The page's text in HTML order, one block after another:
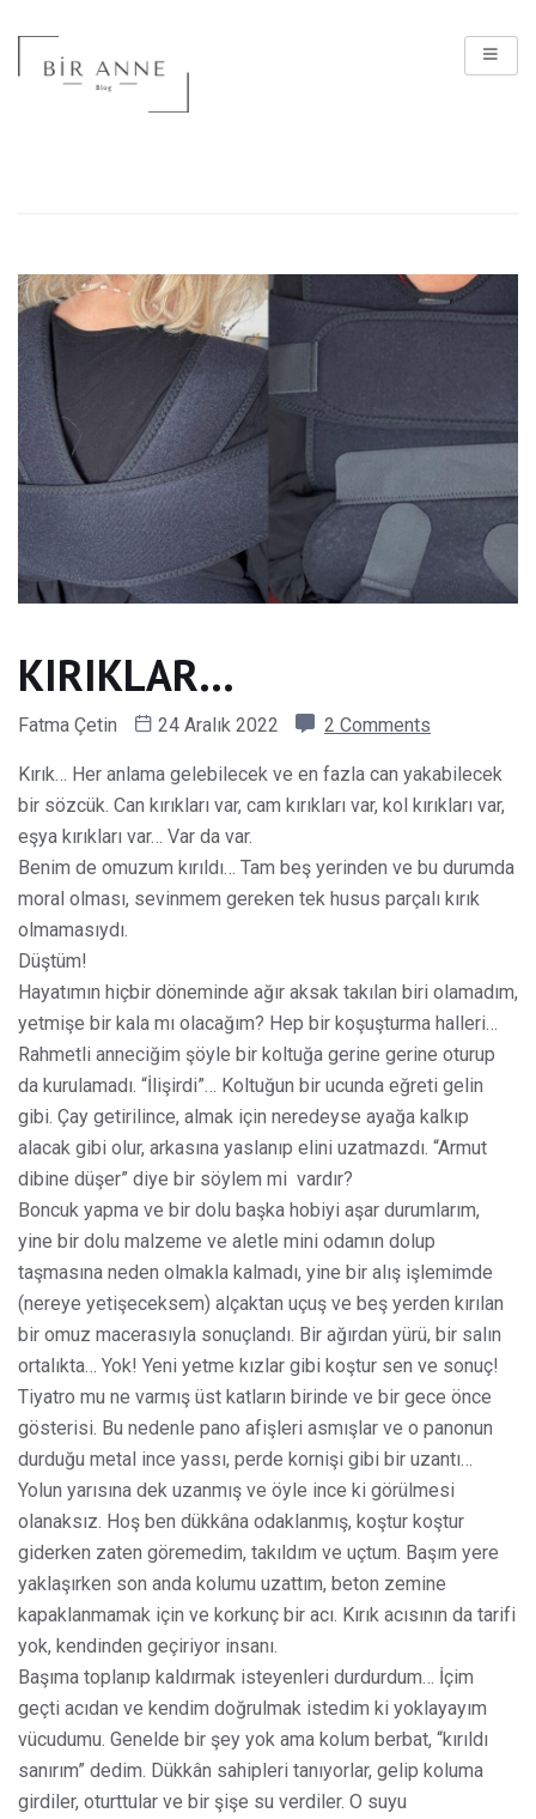
KIRIKLAR…
Fatma Çetin 24 Aralık 2022 2 Comments
Kırık… Her anlama gelebilecek ve en fazla can yakabilecek
bir sözcük. Can kırıkları var, cam kırıkları var, kol kırıkları var,
eşya kırıkları var… Var da var.
Benim de omuzum kırıldı… Tam beş yerinden ve bu durumda
moral olması, sevinmem gereken tek husus parçalı kırık
olmamasıydı.
Düştüm!
Hayatımın hiçbir döneminde ağır aksak takılan biri olamadım,
yetmişe bir kala mı olacağım? Hep bir koşuşturma halleri…
Rahmetli anneciğim şöyle bir koltuğa gerine gerine oturup
da kurulamadı. “İlişirdi”… Koltuğun bir ucunda eğreti gelin
gibi. Çay getirilince, almak için neredeyse ayağa kalkıp
alacak gibi olur, arkasına yaslanıp elini uzatmazdı. “Armut
dibine düşer” diye bir söylem mi vardır?
Boncuk yapma ve bir dolu başka hobiyi aşar durumlarım,
yine bir dolu malzeme ve aletle mini odamın dolup
taşmasına neden olmakla kalmadı, yine bir alış işlemimde
(nereye yetişeceksem) alçaktan uçuş ve beş yerden kırılan
bir omuz macerasıyla sonuçlandı. Bir ağırdan yürü, bir salın
ortalıkta… Yok! Yeni yetme kızlar gibi koştur sen ve sonuç!
Tiyatro mu ne varmış üst katların birinde ve bir gece önce
gösterisi. Bu nedenle pano afişleri asmışlar ve o panonun
durduğu metal ince yassı, perde kornişi gibi bir uzantı…
Yolun yarısına dek uzanmış ve öyle ince ki görülmesi
olanaksız. Hoş ben dükkâna odaklanmış, koştur koştur
giderken zaten göremedim, takıldım ve uçtum. Başım yere
yaklaşırken son anda kolumu uzattım, beton zemine
kapaklanmamak için ve korkunç bir acı. Kırık acısının da tarifi
yok, kendinden geçiriyor insanı.
Başıma toplanıp kaldırmak isteyenleri durdurdum… İçim
geçti acıdan ve kendim doğrulmak istedim ki yoklayayım
vücudumu. Genelde bir şey yok ama kolum berbat, “kırıldı
sanırım” dedim. Dükkân sahipleri tanıyorlar, gelip koluma
girdiler, oturttular ve bir şişe su verdiler. O suyu